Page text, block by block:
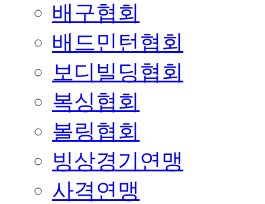
배구협회
배드민턴협회
보디빌딩협회
복싱협회
볼링협회
빙상경기연맹
사격연맹